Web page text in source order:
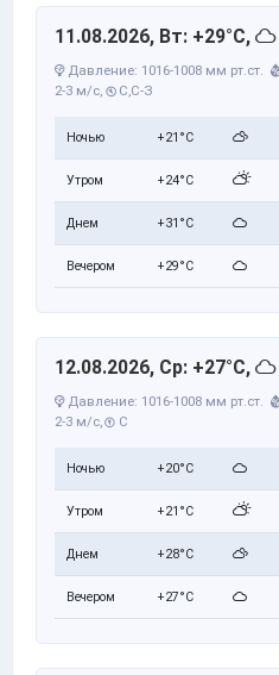
11.08.2026, Вт: +29°C,
Давление: 1016-1008 мм рт.ст.
2-3 м/с, С,С-З
Ночью +21°C
Утром +24°C
Днем +31°C
Вечером +29°C
12.08.2026, Ср: +27°C,
Давление: 1016-1008 мм рт.ст.
2-3 м/с,
С
Ночью +20°C
Утром +21°C
Днем +28°C
Вечером +27°C